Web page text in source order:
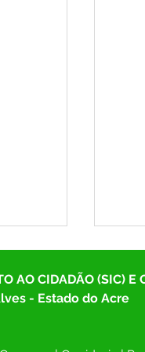
AO CIDADÃO (SIC) E
- Estado do Acre